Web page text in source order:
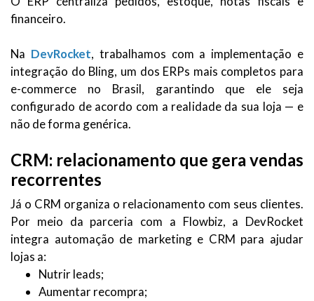
financeiro.
Na DevRocket, trabalhamos com a implementação e
integração do Bling, um dos ERPs mais completos para
e-commerce no Brasil, garantindo que ele seja
configurado de acordo com a realidade da sua loja — e
não de forma genérica.
CRM: relacionamento que gera vendas
recorrentes
Já o CRM organiza o relacionamento com seus clientes.
Por meio da parceria com a Flowbiz, a DevRocket
integra automação de marketing e CRM para ajudar
lojas a:
Nutrir leads;
Aumentar recompra;